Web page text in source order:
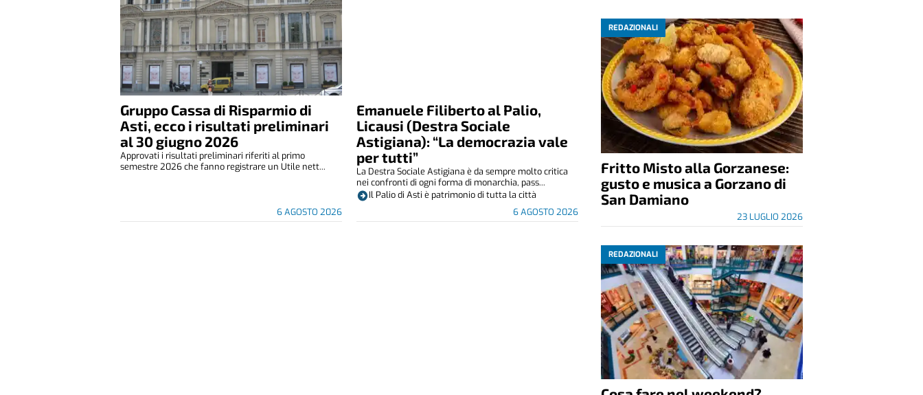
Gruppo Cassa di Risparmio di
Asti, ecco i risultati preliminari
al 30 giugno 2026
6 AGOSTO 2026
Approvati i risultati preliminari riferiti al primo
semestre 2026 che fanno registrare un Utile nett...
Emanuele Filiberto al Palio,
Licausi (Destra Sociale
Astigiana): “La democrazia vale
per tutti”
6 AGOSTO 2026
La Destra Sociale Astigiana è da sempre molto critica
nei confronti di ogni forma di monarchia, pass...
Il Palio di Asti è patrimonio di tutta la città
REDAZIONALI
Fritto Misto alla Gorzanese:
gusto e musica a Gorzano di
San Damiano
23 LUGLIO 2026
REDAZIONALI